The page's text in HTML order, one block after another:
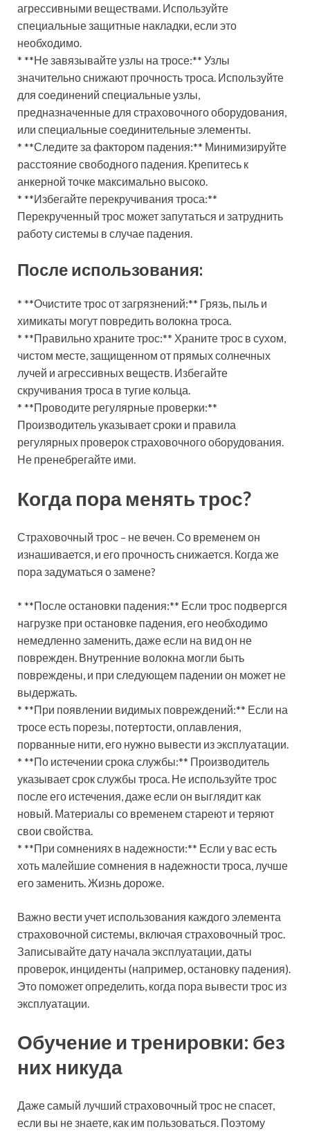
агрессивными веществами. Используйте
специальные защитные накладки, если это
необходимо.
* **Не завязывайте узлы на тросе:** Узлы
значительно снижают прочность троса. Используйте
для соединений специальные узлы,
предназначенные для страховочного оборудования,
или специальные соединительные элементы.
* **Следите за фактором падения:** Минимизируйте
расстояние свободного падения. Крепитесь к
анкерной точке максимально высоко.
* **Избегайте перекручивания троса:**
Перекрученный трос может запутаться и затруднить
работу системы в случае падения.
После использования:
* **Очистите трос от загрязнений:** Грязь, пыль и
химикаты могут повредить волокна троса.
* **Правильно храните трос:** Храните трос в сухом,
чистом месте, защищенном от прямых солнечных
лучей и агрессивных веществ. Избегайте
скручивания троса в тугие кольца.
* **Проводите регулярные проверки:**
Производитель указывает сроки и правила
регулярных проверок страховочного оборудования.
Не пренебрегайте ими.
Когда пора менять трос?
Страховочный трос – не вечен. Со временем он
изнашивается, и его прочность снижается. Когда же
пора задуматься о замене?
* **После остановки падения:** Если трос подвергся
нагрузке при остановке падения, его необходимо
немедленно заменить, даже если на вид он не
поврежден. Внутренние волокна могли быть
повреждены, и при следующем падении он может не
выдержать.
* **При появлении видимых повреждений:** Если на
тросе есть порезы, потертости, оплавления,
порванные нити, его нужно вывести из эксплуатации.
* **По истечении срока службы:** Производитель
указывает срок службы троса. Не используйте трос
после его истечения, даже если он выглядит как
новый. Материалы со временем стареют и теряют
свои свойства.
* **При сомнениях в надежности:** Если у вас есть
хоть малейшие сомнения в надежности троса, лучше
его заменить. Жизнь дороже.
Важно вести учет использования каждого элемента
страховочной системы, включая страховочный трос.
Записывайте дату начала эксплуатации, даты
проверок, инциденты (например, остановку падения).
Это поможет определить, когда пора вывести трос из
эксплуатации.
Обучение и тренировки: без
них никуда
Даже самый лучший страховочный трос не спасет,
если вы не знаете, как им пользоваться. Поэтому